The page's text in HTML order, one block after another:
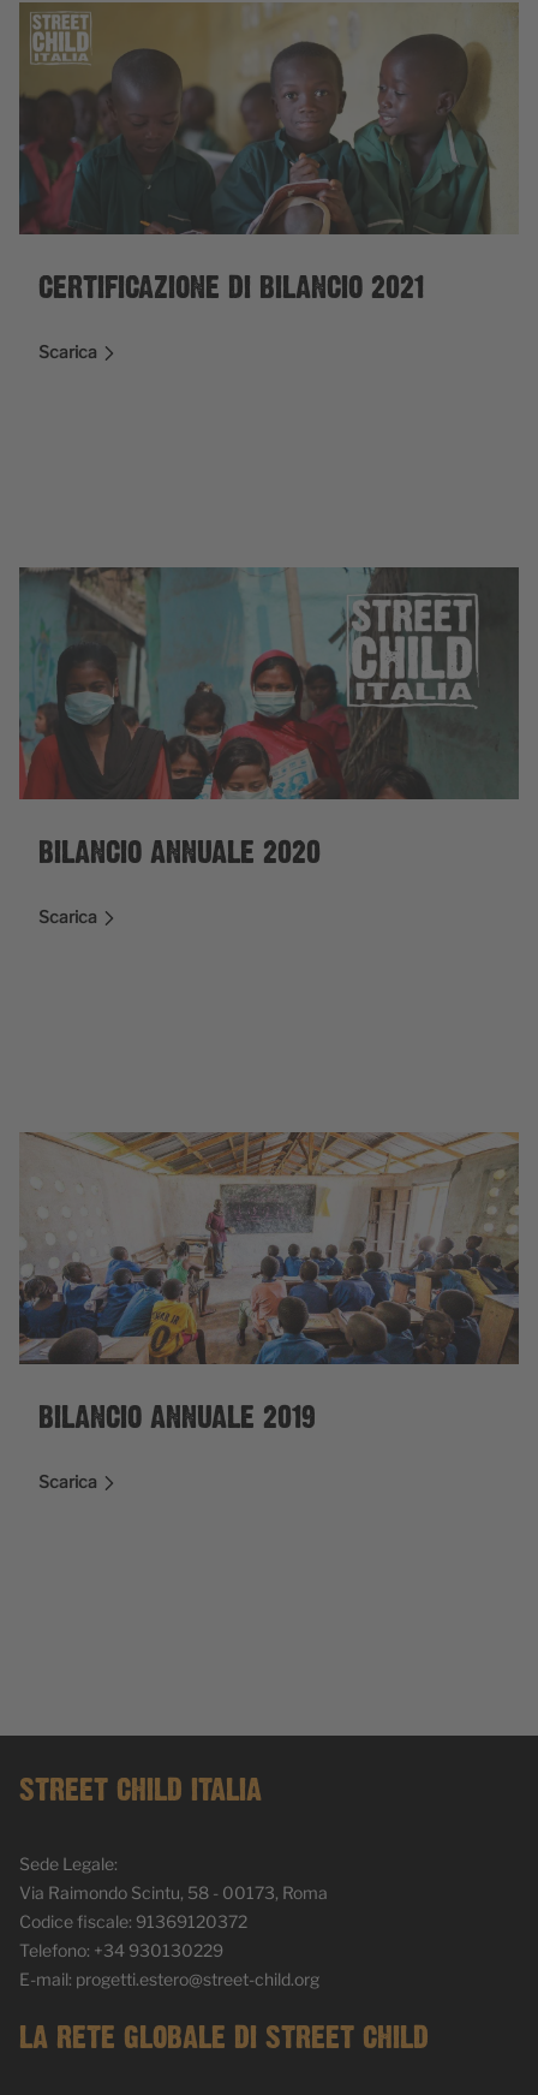
CERTIFICAZIONE DI BILANCIO 2021
Scarica
BILANCIO ANNUALE 2020
Scarica
BILANCIO ANNUALE 2019
Scarica
STREET CHILD ITALIA
Sede Legale:
Via Raimondo Scintu, 58 - 00173, Roma
Codice fiscale: 91369120372
Telefono: +34 930130229
E-mail: progetti.estero@street-child.org
LA RETE GLOBALE DI STREET CHILD